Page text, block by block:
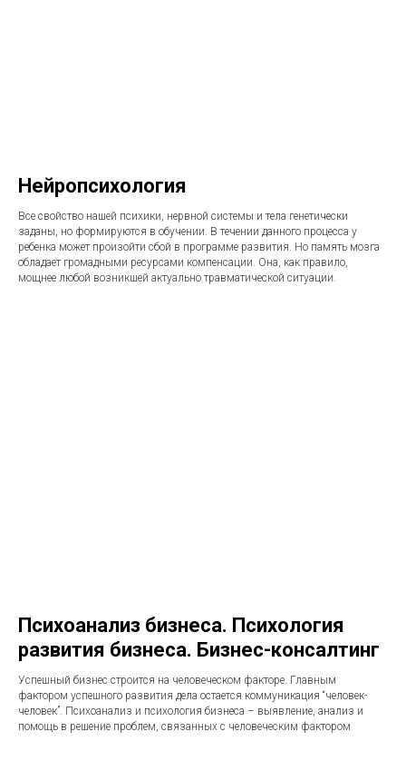
Нейропсихология
Все свойство нашей психики, нервной системы и тела генетически
заданы, но формируются в обучении. В течении данного процесса у
ребенка может произойти сбой в программе развития. Но память мозга
обладает громадными ресурсами компенсации. Она, как правило,
мощнее любой возникшей актуально травматической ситуации.
Психоанализ бизнеса. Психология
развития бизнеса. Бизнес-консалтинг
Успешный бизнес строится на человеческом факторе. Главным
фактором успешного развития дела остается коммуникация “человек-
человек”. Психоанализ и психология бизнеса – выявление, анализ и
помощь в решение проблем, связанных с человеческим фактором